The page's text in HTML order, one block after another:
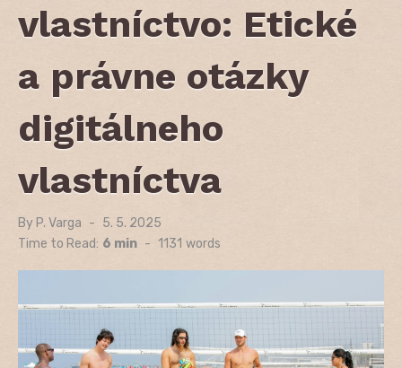
vlastníctvo: Etické
a právne otázky
digitálneho
vlastníctva
By P. Varga
Posted
on
5. 5. 2025
Time to Read: 6 min - 1131 words